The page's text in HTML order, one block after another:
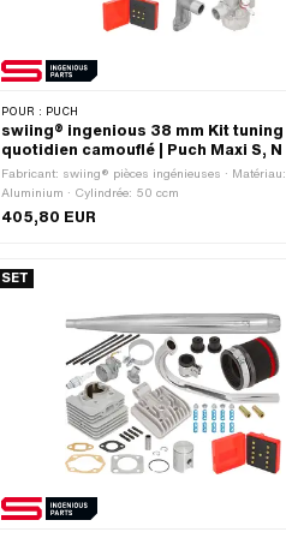
POUR : PUCH
swiing® ingenious 38 mm Kit tuning
quotidien camouflé | Puch Maxi S, N
Fabricant: swiing® pièces ingénieuses · Matériau:
Aluminium · Cylindrée: 50 ccm
405,80 EUR
SET